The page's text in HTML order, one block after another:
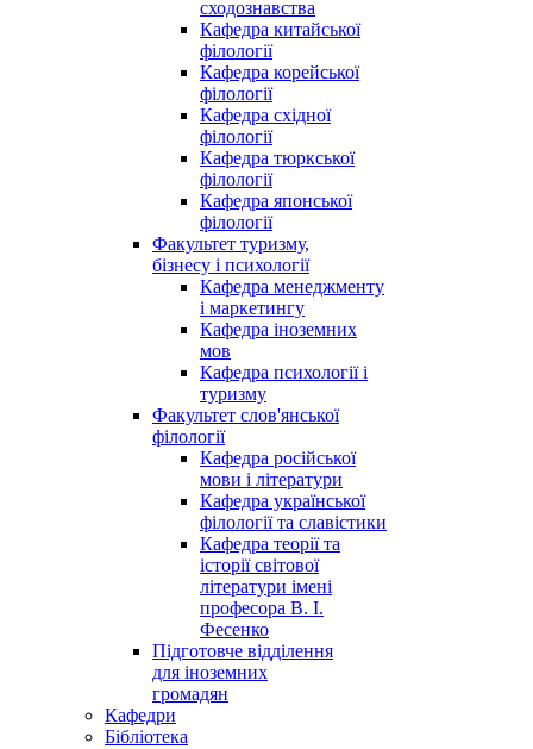
сходознавства
Кафедра китайської
філології
Кафедра корейської
філології
Кафедра східної
філології
Кафедра тюркської
філології
Кафедра японської
філології
Факультет туризму,
бізнесу і психології
Кафедра менеджменту
і маркетингу
Кафедра іноземних
мов
Кафедра психології і
туризму
Факультет слов'янської
філології
Кафедра російської
мови і літератури
Кафедра української
філології та славістики
Кафедра теорії та
історії світової
літератури імені
професора В. І.
Фесенко
Підготовче відділення
для іноземних
громадян
Кафедри
Бібліотека